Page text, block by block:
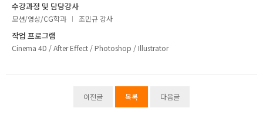
취업지원센터
고객상담센터
수강과정 및 담당강사
모션/영상/CG학과 조민규 강사
작업 프로그램
Cinema 4D / After Effect / Photoshop / Illustrator
이전글 목록 다음글